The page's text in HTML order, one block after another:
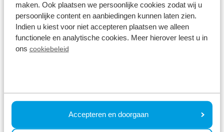
maken. Ook plaatsen we persoonlijke cookies zodat wij u
persoonlijke content en aanbiedingen kunnen laten zien.
Indien u kiest voor niet accepteren plaatsen we alleen
functionele en analytische cookies. Meer hierover leest u in
ons cookiebeleid
Accepteren en doorgaan
om minimaal 10.000 buitenplaatsen in Nederland te
voorzien van geautomatiseerde dispensers met
gratis zonnebrand, waaronder de vakantieparken